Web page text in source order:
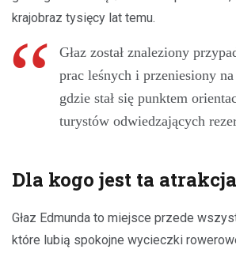
krajobraz tysięcy lat temu.
Głaz został znaleziony
prac leśnych i przeniesiony
gdzie stał się punktem
turystów odwiedzających
Dla kogo jest ta atrakcja
Głaz Edmunda to miejsce przede
które lubią spokojne wycieczki